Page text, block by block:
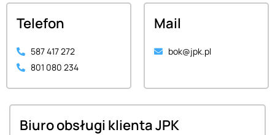
Telefon
587 417 272
801 080 234
Mail
bok@jpk.pl
Biuro obsługi klienta JPK